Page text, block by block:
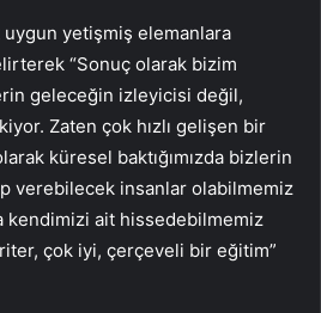
uygun yetişmiş elemanlara
“Sonuç olarak bizim
geleceğin izleyicisi değil,
Zaten çok hızlı gelişen bir
küresel baktığımızda bizlerin
verebilecek insanlar olabilmemiz
kendimizi ait hissedebilmemiz
çok iyi, çerçeveli bir eğitim”